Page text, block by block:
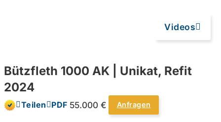
Videos
Bützfleth 1000 AK | Unikat, Refit
2024
Teilen PDF 55.000 € Anfragen